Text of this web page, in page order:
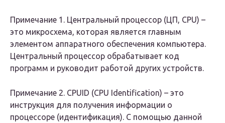
Примечание 1. Центральный процессор (ЦП, CPU) –
это микросхема, которая является главным
элементом аппаратного обеспечения компьютера.
Центральный процессор обрабатывает код
программ и руководит работой других устройств.
Примечание 2. CPUID (CPU Identification) – это
инструкция для получения информации о
процессоре (идентификация). С помощью данной